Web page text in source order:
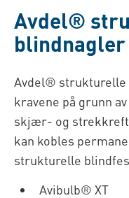
Avdel®
blindnagler
Avdel® strukturelle
kravene på grunn
skjær- og
kan kobles
strukturelle
Avibulb® XT